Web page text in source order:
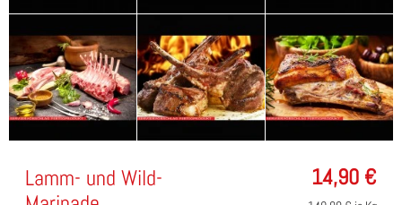
14,90 €
Lamm- und Wild-